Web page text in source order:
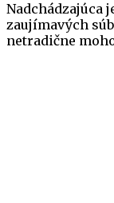
Nadchádzajúca
zaujímavých
netradične